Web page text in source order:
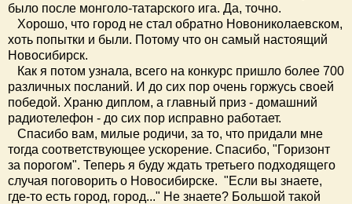
было после монголо-татарского ига. Да, точно.
Хорошо, что город не стал обратно Новониколаевском,
хоть попытки и были. Потому что он самый настоящий
Новосибирск.
Как я потом узнала, всего на конкурс пришло более 700
различных посланий. И до сих пор очень горжусь своей
победой. Храню диплом, а главный приз - домашний
радиотелефон - до сих пор исправно работает.
Спасибо вам, милые родичи, за то, что придали мне
тогда соответствующее ускорение. Спасибо, "Горизонт
за порогом". Теперь я буду ждать третьего подходящего
случая поговорить о Новосибирске. "Если вы знаете,
где-то есть город, город..." Не знаете? Большой такой